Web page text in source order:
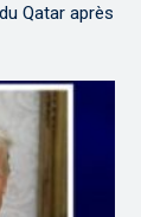
Qatar après